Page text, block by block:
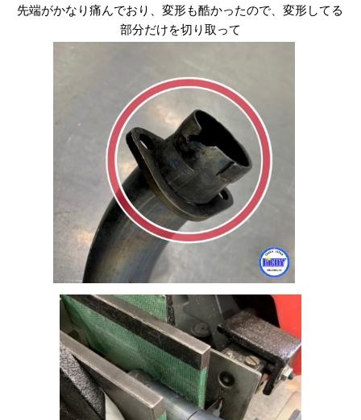
先端がかなり痛んでおり、変形も酷かったので、変形してる
部分だけを切り取って